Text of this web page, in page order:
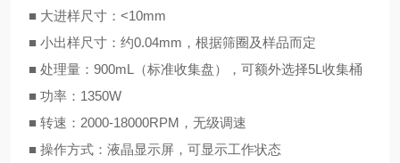
■ 大进样尺寸：<10mm
■ 小出样尺寸：约0.04mm，根据筛圈及样品而定
■ 处理量：900mL（标准收集盘），可额外选择5L收集桶
■ 功率：1350W
■ 转速：2000-18000RPM，无级调速
■ 操作方式：液晶显示屏，可显示工作状态